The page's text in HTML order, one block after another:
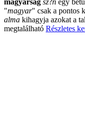
"magyar" csak a pontos
alma kihagyja azokat a
megtalálható Részletes